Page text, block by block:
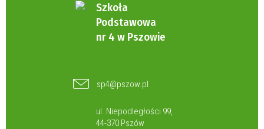
Szkoła
Podstawowa
nr 4 w Pszowie
sp4@pszow.pl
ul. Niepodległości 99,
44-370 Pszów